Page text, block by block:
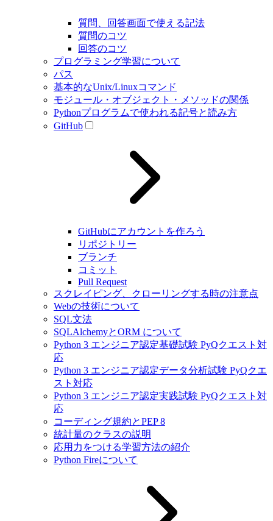
質問、回答画面で使える記法
質問のコツ
回答のコツ
プログラミング学習について
パス
基本的なUnix/Linuxコマンド
モジュール・オブジェクト・メソッドの関係
Pythonプログラムで使われる記号と読み方
GitHub
GitHubにアカウントを作ろう
リポジトリー
ブランチ
コミット
Pull Request
スクレイピング、クローリングする時の注意点
Webの技術について
SQL文法
SQLAlchemyとORM について
Python 3 エンジニア認定基礎試験 PyQクエスト対
応
Python 3 エンジニア認定データ分析試験 PyQクエ
スト対応
Python 3 エンジニア認定実践試験 PyQクエスト対
応
コーディング規約とPEP 8
統計量のクラスの説明
応用力をつける学習方法の紹介
Python Fireについて